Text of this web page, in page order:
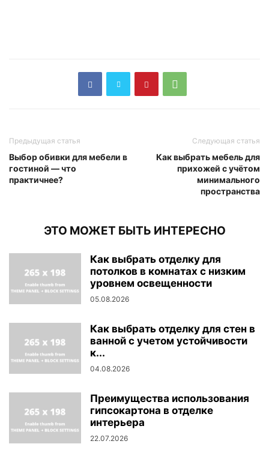
Предыдущая статья
Выбор обивки для мебели в
гостиной — что
практичнее?
Следующая статья
Как выбрать мебель для
прихожей с учётом
минимального
пространства
ЭТО МОЖЕТ БЫТЬ ИНТЕРЕСНО
Как выбрать отделку для
потолков в комнатах с низким
уровнем освещенности
05.08.2026
Как выбрать отделку для стен в
ванной с учетом устойчивости
к...
04.08.2026
Преимущества использования
гипсокартона в отделке
интерьера
22.07.2026